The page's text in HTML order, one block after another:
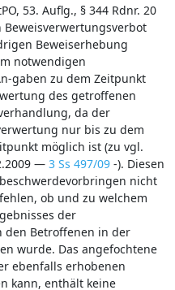
53. Auflg., § 344 Rdnr. 20
Beweiserhebung
notwendigen
gaben zu dem Zeitpunkt
des getroffenen
da der
nur bis zu dem
möglich ist (zu vgl.
— 3 Ss 497/09-). Diesen
nicht
ob und zu welchem
der
den Betroffenen in der
wurde. Das angefochtene
ebenfalls erhobenen
kann, enthält keine